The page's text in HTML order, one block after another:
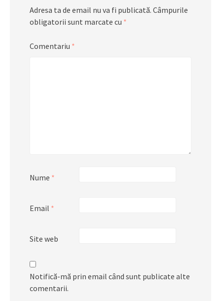
Adresa ta de email nu va fi publicată. Câmpurile
obligatorii sunt marcate cu *
Comentariu *
Nume *
Email *
Site web
Notifică-mă prin email când sunt publicate alte
comentarii.